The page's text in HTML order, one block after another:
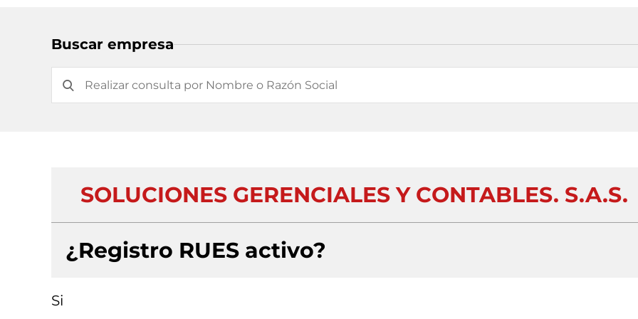
Buscar empresa
SOLUCIONES GERENCIALES Y CONTABLES. S.A.S.
¿Registro RUES activo?
Si